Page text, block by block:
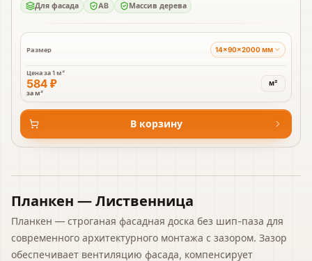
Для фасада AB Массив дерева
Размер 14×90×2000 мм
Цена за1 м²
584 ₽
за м²
м²
В корзину
Планкен — Лиственница
Планкен — строганая фасадная доска без шип-паза для
современного архитектурного монтажа с зазором. Зазор
обеспечивает вентиляцию фасада, компенсирует